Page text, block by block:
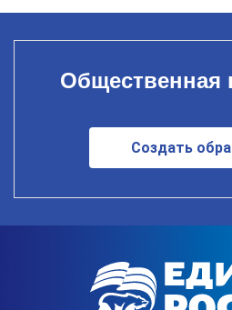
Общественная
Создать